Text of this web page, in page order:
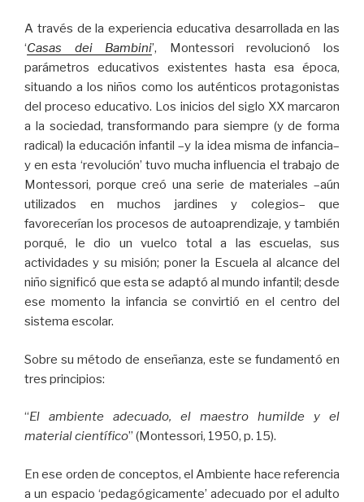
A través de la experiencia educativa desarrollada en las
‘Casas dei Bambini’, Montessori revolucionó los
parámetros educativos existentes hasta esa época,
situando a los niños como los auténticos protagonistas
del proceso educativo. Los inicios del siglo XX marcaron
a la sociedad, transformando para siempre (y de forma
radical) la educación infantil –y la idea misma de infancia–
y en esta ‘revolución’ tuvo mucha influencia el trabajo de
Montessori, porque creó una serie de materiales –aún
utilizados en muchos jardines y colegios– que
favorecerían los procesos de autoaprendizaje, y también
porqué, le dio un vuelco total a las escuelas, sus
actividades y su misión; poner la Escuela al alcance del
niño significó que esta se adaptó al mundo infantil; desde
ese momento la infancia se convirtió en el centro del
sistema escolar.
Sobre su método de enseñanza, este se fundamentó en
tres principios:
“El ambiente adecuado, el maestro humilde y el
material científico” (Montessori, 1950, p. 15).
En ese orden de conceptos, el Ambiente hace referencia
a un espacio ‘pedagógicamente’ adecuado por el adulto